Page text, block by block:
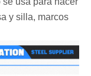
y silla, marcos